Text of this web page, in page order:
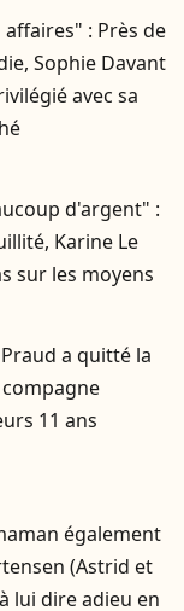
: Près de
Sophie Davant
avec sa
d'argent" :
Karine Le
sur les moyens
a quitté la
11 ans
également
(Astrid et
lui dire adieu en